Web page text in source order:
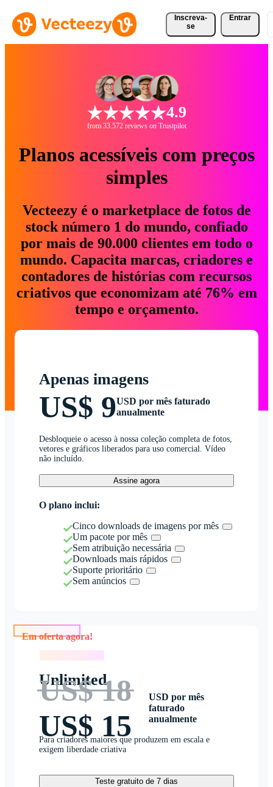
Inscreva-
se
Entrar
4.9
from 33.572 reviews on Trustpilot
Planos acessíveis com preços
simples
Vecteezy é o marketplace de fotos de
stock número 1 do mundo, confiado
por mais de 90.000 clientes em todo o
mundo. Capacita marcas, criadores e
contadores de histórias com recursos
criativos que economizam até 76% em
tempo e orçamento.
Apenas imagens
US$ 9USD por mês faturado
anualmente
Desbloqueie o acesso à nossa coleção completa de fotos,
vetores e gráficos liberados para uso comercial. Vídeo
não incluído.
Assine agora
O plano inclui:
Cinco downloads de imagens por mês
Um pacote por mês
Sem atribuição necessária
Downloads mais rápidos
Suporte prioritário
Sem anúncios
Unlimited
US$ 18
US$ 15
USD por mês
faturado
anualmente
Para criadores maiores que produzem em escala e
exigem liberdade criativa
Teste gratuito de 7 dias